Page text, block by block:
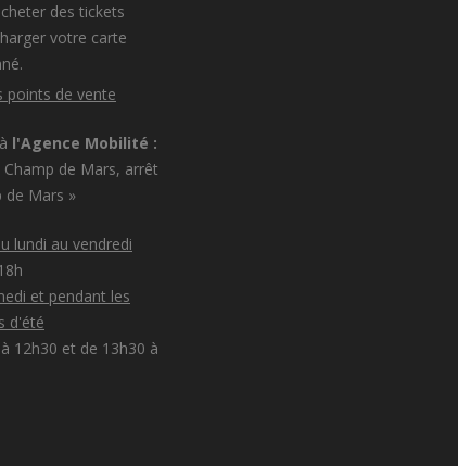
des tickets
votre carte
points de vente
l'Agence Mobilité :
Champ de Mars, arrêt
de Mars »
lundi au vendredi
et pendant les
d'été
12h30 et de 13h30 à